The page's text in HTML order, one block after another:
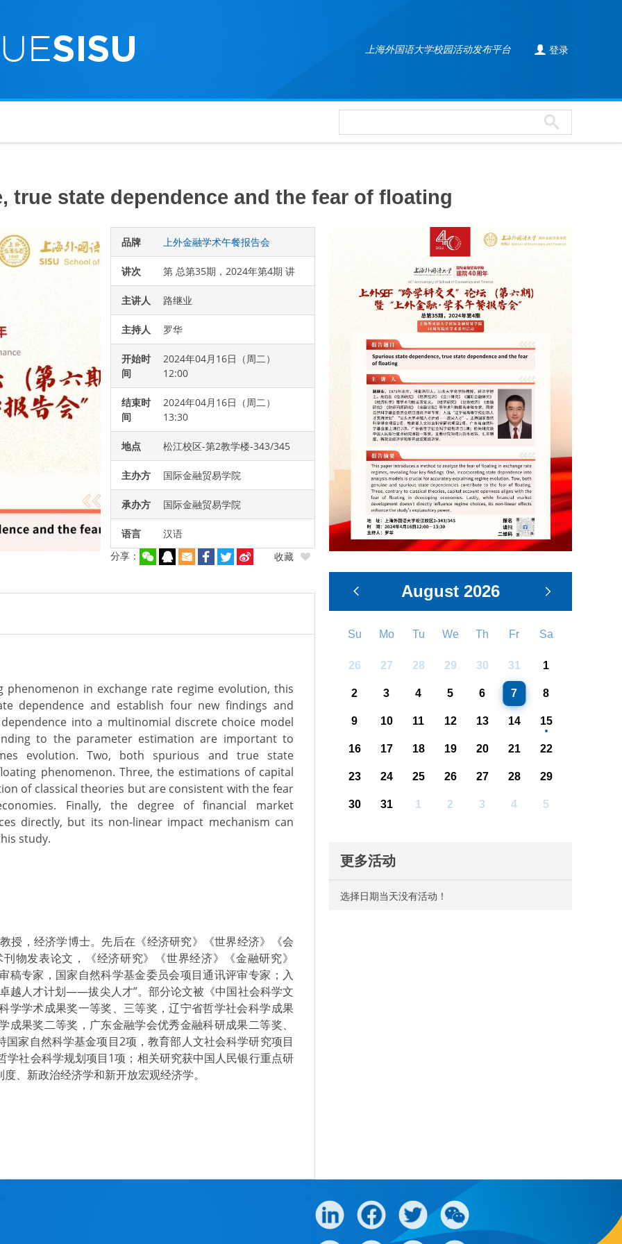
上海外国语大学校园活动发布平台  登录
true state dependence and the fear of floating
品牌 上外金融学术午餐报告会
讲次 第 总第35期，2024年第4期 讲
主讲人 路继业
主持人 罗华
开始时
间
2024年04月16日（周二）
12:00
结束时
间
2024年04月16日（周二）
13:30
地点 松江校区-第2教学楼-343/345
主办方 国际金融贸易学院
承办方 国际金融贸易学院
语言
汉语
分享：
收藏
in exchange rate regime evolution, this
dependence and establish four new findings and
into a multinomial discrete choice model
to the parameter estimation are important to
evolution. Two, both spurious and true state
phenomenon. Three, the estimations of capital
of classical theories but are consistent with the fear
Finally, the degree of financial market
directly, but its non-linear impact mechanism can
study.
授，经济学博士。先后在《经济研究》《世界经济》《会
物发表论文，《经济研究》《世界经济》《金融研究》
稿专家，国家自然科学基金委员会项目通讯评审专家；入
越人才计划——拔尖人才”。部分论文被《中国社会科学文
学学术成果奖一等奖、三等奖，辽宁省哲学社会科学成果
果奖二等奖，广东金融学会优秀金融科研成果二等奖、
家自然科学基金项目2项，教育部人文社会科学研究项目
社会科学规划项目1项；相关研究获中国人民银行重点研
、新政治经济学和新开放宏观经济学。
August 2026
Su Mo Tu We Th Fr Sa
26 27 28 29 30 31 1
2 3 4 5 6 7 8
9 10 11 12 13 14 15
16 17 18 19 20 21 22
23 24 25 26 27 28 29
30 31 1 2 3 4 5
更多活动
选择日期当天没有活动！